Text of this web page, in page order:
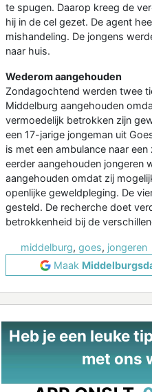
te spugen. Daarop kreeg de
hij in de cel gezet. De agent
mishandeling. De jongens
naar huis.
Wederom aangehouden
Zondagochtend werden twee
Middelburg aangehouden
vermoedelijk betrokken zijn
een 17-jarige jongeman uit
is met een ambulance naar
eerder aangehouden jongeren
aangehouden omdat zij
openlijke geweldpleging. De
gesteld. De recherche doet
betrokkenheid bij de
middelburg, goes, jongeren
Maak
Heb je een leuke
met ons